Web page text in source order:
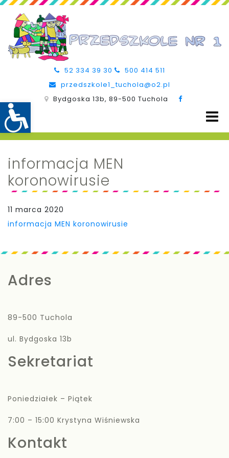
52 334 39 30
500 414 511
przedszkole1_tuchola@o2.pl
Bydgoska 13b, 89-500 Tuchola
informacja MEN
koronowirusie
11 marca 2020
informacja MEN koronowirusie
Adres
89-500 Tuchola
ul. Bydgoska 13b
Sekretariat
Poniedziałek – Piątek
7:00 – 15:00 Krystyna Wiśniewska
Kontakt